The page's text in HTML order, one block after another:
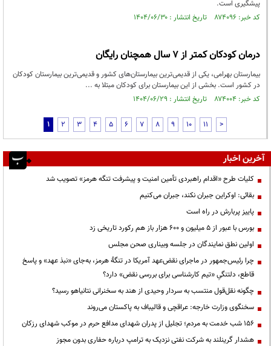
پیشگیری است.
کد خبر: ۸۷۴۰۹۶ تاریخ انتشار : ۱۴۰۴/۰۶/۳۰
درمان کودکان کمتر از ۷ سال همچنان رایگان
بیمارستان بهرامی، یکی از قدیمی‌ترین بیمارستان‌های کشور و قدیمی‌ترین بیمارستان کودکان
در کشور است. بخشی از این بیمارستان برای کودکان مبتلا به ...
کد خبر: ۸۷۴۰۰۴ تاریخ انتشار : ۱۴۰۴/۰۶/۲۹
1 2 3 4 5 6 7 8 9 10 11 >
آخرین اخبار
کلیات طرح «اقدام راهبردی تأمین امنیت و پیشرفت تنگه هرمز» تصویب شد
بقائی: اوکراین جبران نکند، جبران می‌کنیم
پاییز پربارش در راه است
بورس با عبور از ۵ میلیون و ۶۰۰ هزار باز هم رکورد تاریخی زد
اولین نطق نمایندگان در جلسه وبیناری صحن مجلس
چرا رئیس‌جمهور در ماجرای نقض‌عهد آمریکا در تنگهٔ هرمز، به‌جای «نبذ عهد» و پاسخ
قاطع، دلتنگیِ «تیم کارشناسی برای بررسی نقض» دارد؟
چگونه نقل‌قول منتسب به سردار وحیدی از هند به سخنرانی نتانیاهو رسید؟
سخنگوی وزارت خارجه: عراقچی و قالیباف به پاکستان می‌روند
۱۵۶ شب خدمت به مردم؛ تجلیل از پدران شهدای مدافع حرم در موکب شهدای رزکان
هشدار گرینلند به شرکت نفتی نزدیک به ترامپ درباره حفاری بدون مجوز